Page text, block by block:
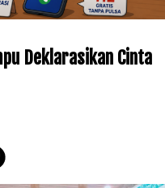
Deklarasikan Cinta